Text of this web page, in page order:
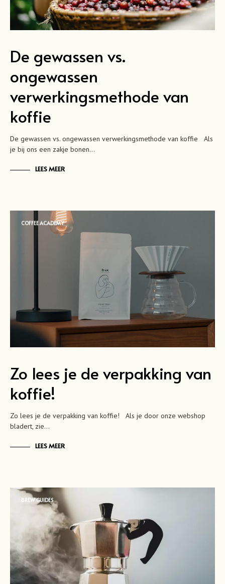
De gewassen vs.
ongewassen
verwerkingsmethode van
koffie
De gewassen vs. ongewassen verwerkingsmethode van koffie Als
je bij ons een zakje bonen…
LEES MEER
COFFEE ACADEMY
Zo lees je de verpakking van
koffie!
Zo lees je de verpakking van koffie! Als je door onze webshop
bladert, zie…
LEES MEER
BREW GUIDES